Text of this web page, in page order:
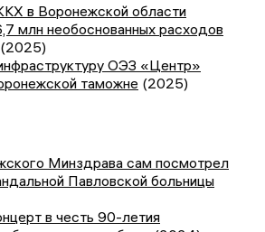
в Воронежской области
млн необоснованных расходов
(2025)
ОЭЗ «Центр»
таможне (2025)
Минздрава сам посмотрел
Павловской больницы
в честь 90-летия